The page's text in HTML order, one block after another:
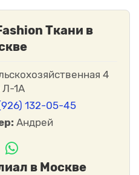
Ткани в
4
Л-1А
132-05-45
Андрей
в Москве